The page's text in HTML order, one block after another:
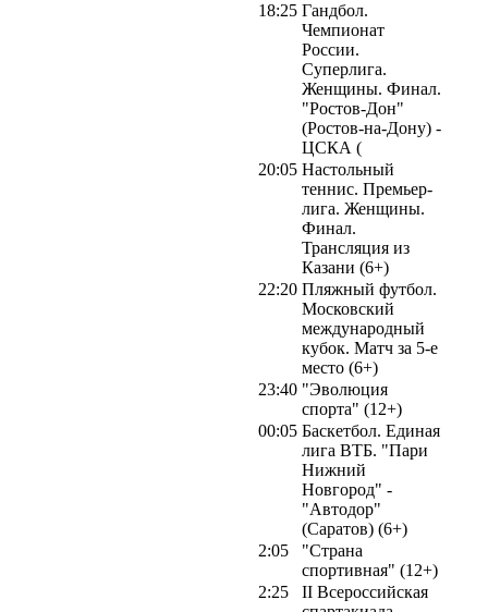
18:25 Гандбол.
Чемпионат
России.
Суперлига.
Женщины. Финал.
"Ростов-Дон"
(Ростов-на-Дону) -
ЦСКА (
20:05 Настольный
теннис. Премьер-
лига. Женщины.
Финал.
Трансляция из
Казани (6+)
22:20 Пляжный футбол.
Московский
международный
кубок. Матч за 5-е
место (6+)
23:40 "Эволюция
спорта" (12+)
00:05 Баскетбол. Единая
лига ВТБ. "Пари
Нижний
Новгород" -
"Автодор"
(Саратов) (6+)
2:05
"Страна
спортивная" (12+)
2:25
II Всероссийская